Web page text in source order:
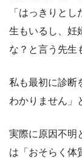
「はっきりと
生もいるし、妊
な？と言う先生
私も最初に診断
わかりません」
実際に原因不明
は「おそらく体